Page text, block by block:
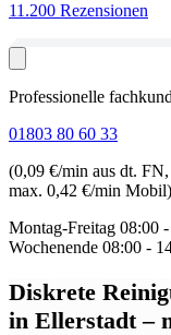
11.200 Rezensionen
Professionelle
01803 80 60 33
(0,09 €/min aus dt. FN,
max. 0,42 €/min Mobil)
Montag-Freitag 08:00
Wochenende 08:00 -
Diskrete
in Ellerstadt–